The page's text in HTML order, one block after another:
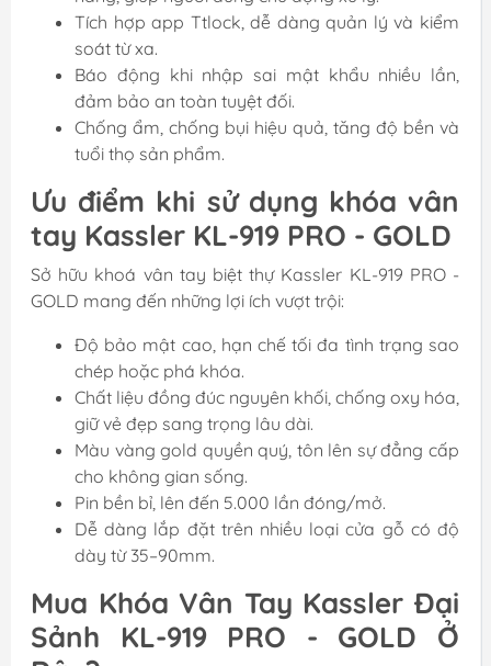
Tích hợp app Ttlock, dễ dàng quản lý và kiểm
soát từ xa.
Báo động khi nhập sai mật khẩu nhiều lần,
đảm bảo an toàn tuyệt đối.
Chống ẩm, chống bụi hiệu quả, tăng độ bền và
tuổi thọ sản phẩm.
Ưu điểm khi sử dụng khóa vân
tay Kassler KL-919 PRO - GOLD
Sở hữu khoá vân tay biệt thự Kassler KL-919 PRO -
GOLD mang đến những lợi ích vượt trội:
Độ bảo mật cao, hạn chế tối đa tình trạng sao
chép hoặc phá khóa.
Chất liệu đồng đúc nguyên khối, chống oxy hóa,
giữ vẻ đẹp sang trọng lâu dài.
Màu vàng gold quyền quý, tôn lên sự đẳng cấp
cho không gian sống.
Pin bền bỉ, lên đến 5.000 lần đóng/mở.
Dễ dàng lắp đặt trên nhiều loại cửa gỗ có độ
dày từ 35–90mm.
Mua Khóa Vân Tay Kassler Đại
Sảnh KL-919 PRO - GOLD Ở